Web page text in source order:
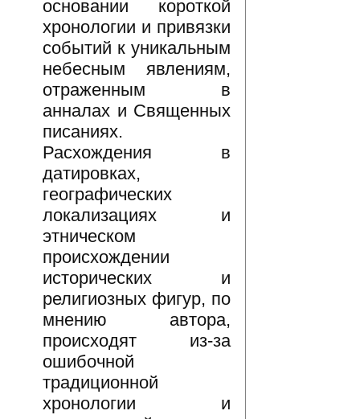
основании короткой
хронологии и привязки
событий к уникальным
небесным явлениям,
отраженным в
анналах и Священных
писаниях.
Расхождения в
датировках,
географических
локализациях и
этническом
происхождении
исторических и
религиозных фигур, по
мнению автора,
происходят из-за
ошибочной
традиционной
хронологии и